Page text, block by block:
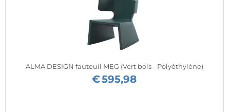
ALMA DESIGN fauteuil MEG (Vert bois - Polyéthylène)
€595,98